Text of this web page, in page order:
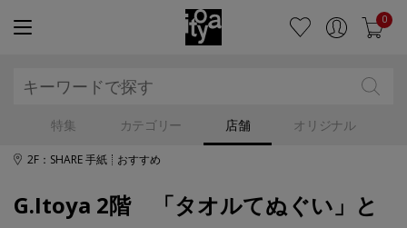
0
特集 カテゴリー 店舗 オリジナル
2F：SHARE 手紙 おすすめ
G.Itoya 2階 「タオルてぬぐい」と